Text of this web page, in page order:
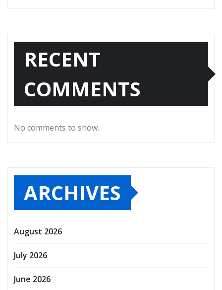
RECENT
COMMENTS
No comments to show.
ARCHIVES
August 2026
July 2026
June 2026